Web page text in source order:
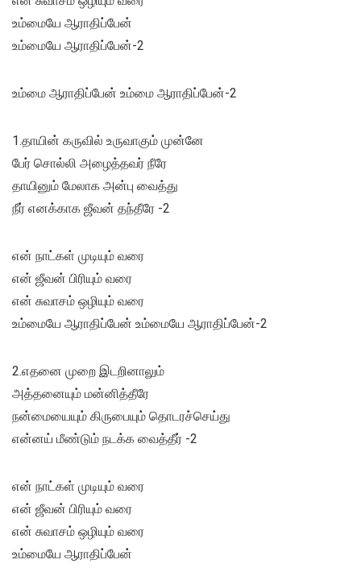
உம்மையே ஆராதிப்பேன்
உம்மையே ஆராதிப்பேன்-2
உம்மை ஆராதிப்பேன் உம்மை ஆராதிப்பேன்-2
1.தாயின் கருவில் உருவாகும் முன்னே
பேர் சொல்லி அழைத்தவர் நீரே
தாயினும் மேலாக அன்பு வைத்து
நீர் எனக்காக ஜீவன் தந்தீரே -2
என் நாட்கள் முடியும் வரை
என் ஜீவன் பிரியும் வரை
என் சுவாசம் ஒழியும் வரை
உம்மையே ஆராதிப்பேன் உம்மையே ஆராதிப்பேன்-2
2.எதனை முறை இடறினாலும்
அத்தனையும் மன்னித்தீரே
நன்மையையும் கிருபையும் தொடரச்செய்து
என்னய் மீண்டும் நடக்க வைத்தீர் -2
என் நாட்கள் முடியும் வரை
என் ஜீவன் பிரியும் வரை
என் சுவாசம் ஒழியும் வரை
உம்மையே ஆராதிப்பேன்